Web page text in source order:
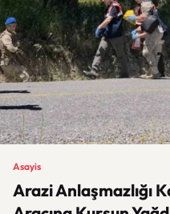
Asayis
Arazi Anlaşmazlığı